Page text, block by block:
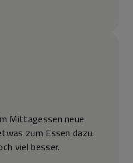
Mittagessen neue
zum Essen dazu.
viel besser.